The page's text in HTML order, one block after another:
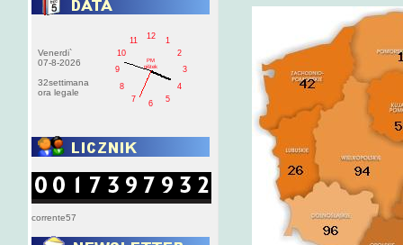
Venerdi`
07-8-2026
32settimana
ora legale
1
2
3
4
5
6
7
8
9
10
11
12
PM
pištek
corrente57